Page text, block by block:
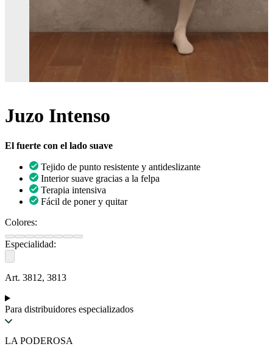
Juzo Intenso
El fuerte con el lado suave
Tejido de punto resistente y antideslizante
Interior suave gracias a la felpa
Terapia intensiva
Fácil de poner y quitar
Colores:
Especialidad:
Art. 3812, 3813
Para distribuidores especializados
LA PODEROSA